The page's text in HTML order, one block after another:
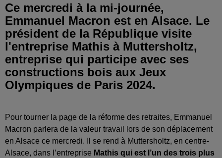
Ce mercredi à la mi-journée,
Emmanuel Macron est en Alsace. Le
président de la République visite
l'entreprise Mathis à Muttersholtz,
entreprise qui participe avec ses
constructions bois aux Jeux
Olympiques de Paris 2024.
Pour tourner la page de la réforme des retraites, Emmanuel
Macron parlera de la valeur travail lors de son déplacement
en Alsace ce mercredi. Il se rend à Muttersholtz, en centre-
Alsace, dans l’entreprise Mathis qui est l’un des trois plus